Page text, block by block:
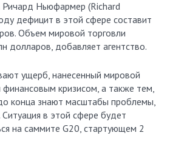
Ричард Ньюфармер (Richard
дефицит в этой сфере составит
Объем мировой торговли
долларов, добавляет агентство.
ущерб, нанесенный мировой
финансовым кризисом, а также тем,
конца знают масштабы проблемы,
в этой сфере будет
на саммите G20, стартующем 2